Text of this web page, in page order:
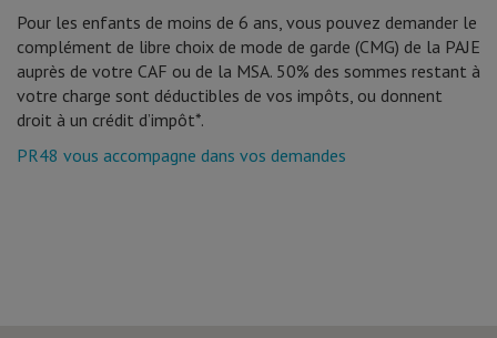
Pour les enfants de moins de 6 ans, vous pouvez demander le
complément de libre choix de mode de garde (CMG) de la PAJE
auprès de votre CAF ou de la MSA. 50% des sommes restant à
votre charge sont déductibles de vos impôts, ou donnent
droit à un crédit d’impôt*.
PR48 vous accompagne dans vos demandes